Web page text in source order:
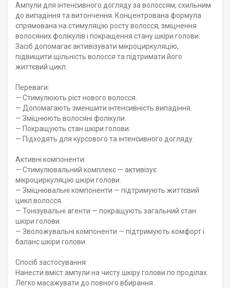
Ампули для інтенсивного догляду за волоссям, схильним
до випадіння та витончення. Концентрована формула
спрямована на стимуляцію росту волосся, зміцнення
волосяних фолікулів і покращення стану шкіри голови.
Засіб допомагає активізувати мікроциркуляцію,
підвищити щільність волосся та підтримати його
життєвий цикл.
Переваги:
— Стимулюють ріст нового волосся.
— Допомагають зменшити інтенсивність випадіння.
— Зміцнюють волосяні фолікули.
— Покращують стан шкіри голови.
— Підходять для курсового та інтенсивного догляду.
Активні компоненти:
— Стимулювальний комплекс — активізує
мікроциркуляцію шкіри голови.
— Зміцнювальні компоненти — підтримують життєвий
цикл волосся.
— Тонізувальні агенти — покращують загальний стан
шкіри голови.
— Зволожувальні компоненти — підтримують комфорт і
баланс шкіри голови.
Спосіб застосування:
Нанести вміст ампули на чисту шкіру голови по проділах.
Легко масажувати до повного вбирання.